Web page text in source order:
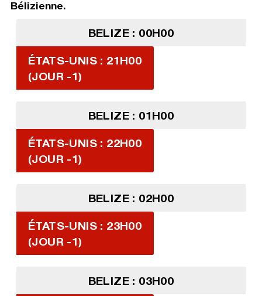
Bélizienne.
BELIZE : 00H00
ÉTATS-UNIS : 21H00
(JOUR -1)
BELIZE : 01H00
ÉTATS-UNIS : 22H00
(JOUR -1)
BELIZE : 02H00
ÉTATS-UNIS : 23H00
(JOUR -1)
BELIZE : 03H00